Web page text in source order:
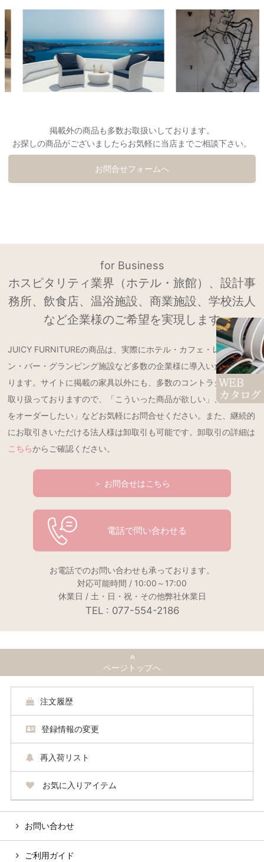
掲載外の商品も多数お取扱いしております。
お探しの商品がございましたらお気軽に当店までご相談下さい。
お問合せフォームへ
for Business
ホスピタリティ業界（ホテル・旅館）、設計事
務所、飲食店、温浴施設、商業施設、学校法人
など企業様のご希望を実現します
JUICY FURNITUREの商品は、実際にホテル・カフェ・レストラ
ン・バー・グランピング施設など多数の企業様に導入いただいてお
ります。サイトに掲載の家具以外にも、多数のコントラクト製品を
取り扱っておりますので、「こういった商品が欲しい」、「特注品
をオーダーしたい」などお気軽にお問合せください。また、継続的
にお取引きいただける法人様は卸取引も可能です。卸取引の詳細は
こちらからご確認ください。
＞ お問合せはこちら
電話で問い合わせる
お電話でのお問い合わせも承っております。
対応可能時間 / 10:00～17:00
休業日 / 土・日・祝・その他弊社休業日
TEL : 077-554-2186
ページトップへ
注文履歴
登録情報の変更
再入荷リスト
お気に入りアイテム
お問い合わせ
ご利用ガイド